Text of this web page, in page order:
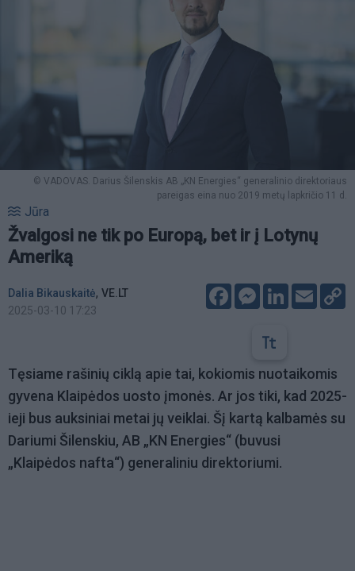
© VADOVAS. Darius Šilenskis AB „KN Energies“ generalinio direktoriaus
pareigas eina nuo 2019 metų lapkričio 11 d.
Jūra
Žvalgosi ne tik po Europą, bet ir į Lotynų
Ameriką
Dalia Bikauskaitė, VE.LT
2025-03-10 17:23
FacebookMessenger
LinkedIn
Email
Tęsiame rašinių ciklą apie tai, kokiomis nuotaikomis
gyvena Klaipėdos uosto įmonės. Ar jos tiki, kad 2025-
ieji bus auksiniai metai jų veiklai. Šį kartą kalbamės su
Dariumi Šilenskiu, AB „KN Energies“ (buvusi
„Klaipėdos nafta“) generaliniu direktoriumi.